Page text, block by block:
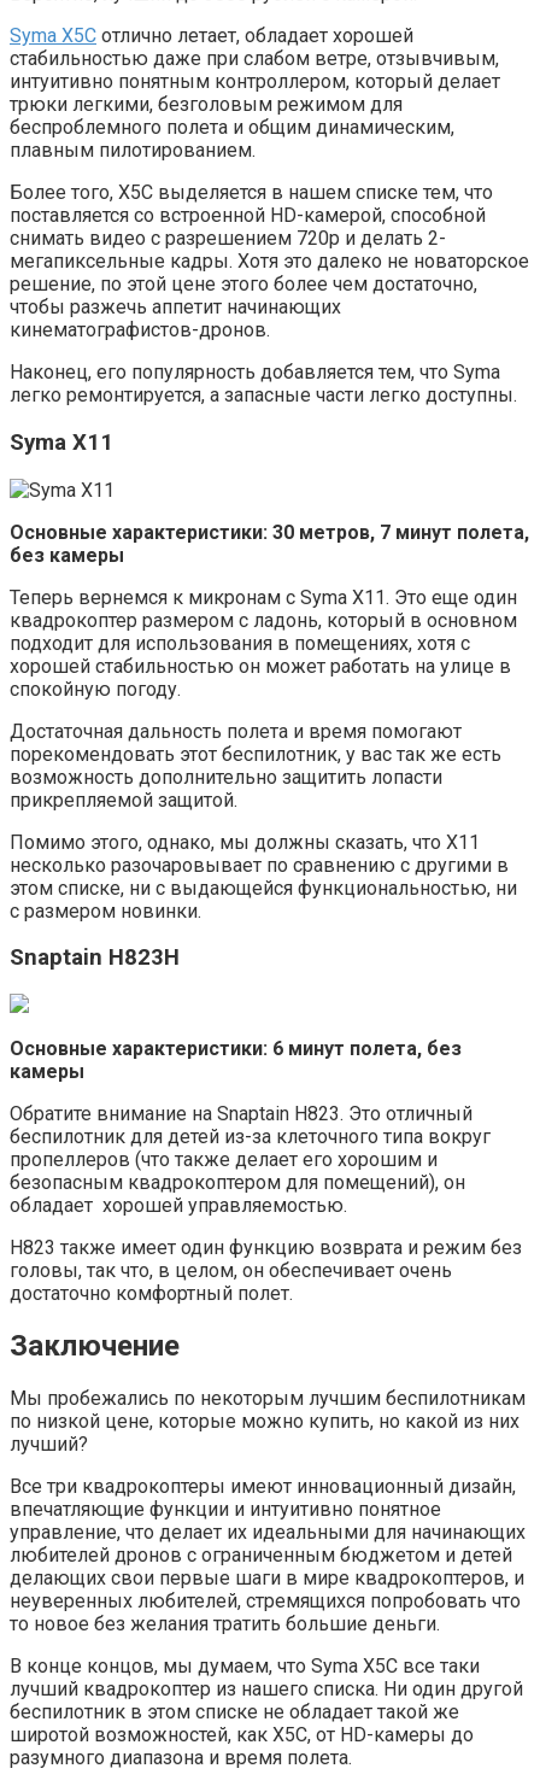
Syma X5C отлично летает, обладает хорошей
стабильностью даже при слабом ветре, отзывчивым,
интуитивно понятным контроллером, который делает
трюки легкими, безголовым режимом для
беспроблемного полета и общим динамическим,
плавным пилотированием.
Более того, X5C выделяется в нашем списке тем, что
поставляется со встроенной HD-камерой, способной
снимать видео с разрешением 720p и делать 2-
мегапиксельные кадры. Хотя это далеко не новаторское
решение, по этой цене этого более чем достаточно,
чтобы разжечь аппетит начинающих
кинематографистов-дронов.
Наконец, его популярность добавляется тем, что Syma
легко ремонтируется, а запасные части легко доступны.
Syma X11
Основные характеристики: 30 метров, 7 минут полета,
без камеры
Теперь вернемся к микронам с Syma X11. Это еще один
квадрокоптер размером с ладонь, который в основном
подходит для использования в помещениях, хотя с
хорошей стабильностью он может работать на улице в
спокойную погоду.
Достаточная дальность полета и время помогают
порекомендовать этот беспилотник, у вас так же есть
возможность дополнительно защитить лопасти
прикрепляемой защитой.
Помимо этого, однако, мы должны сказать, что X11
несколько разочаровывает по сравнению с другими в
этом списке, ни с выдающейся функциональностью, ни
с размером новинки.
Snaptain H823H
Основные характеристики: 6 минут полета, без
камеры
Обратите внимание на Snaptain H823. Это отличный
беспилотник для детей из-за клеточного типа вокруг
пропеллеров (что также делает его хорошим и
безопасным квадрокоптером для помещений), он
обладает хорошей управляемостью.
H823 также имеет один функцию возврата и режим без
головы, так что, в целом, он обеспечивает очень
достаточно комфортный полет.
Заключение
Мы пробежались по некоторым лучшим беспилотникам
по низкой цене, которые можно купить, но какой из них
лучший?
Все три квадрокоптеры имеют инновационный дизайн,
впечатляющие функции и интуитивно понятное
управление, что делает их идеальными для начинающих
любителей дронов с ограниченным бюджетом и детей
делающих свои первые шаги в мире квадрокоптеров, и
неуверенных любителей, стремящихся попробовать что
то новое без желания тратить большие деньги.
В конце концов, мы думаем, что Syma X5C все таки
лучший квадрокоптер из нашего списка. Ни один другой
беспилотник в этом списке не обладает такой же
широтой возможностей, как X5С, от HD-камеры до
разумного диапазона и время полета.